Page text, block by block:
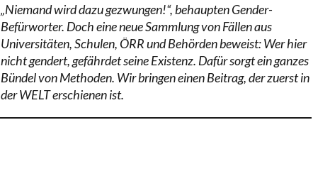
„Niemand wird dazu gezwungen!“, behaupten Gender-
Befürworter. Doch eine neue Sammlung von Fällen aus
Universitäten, Schulen, ÖRR und Behörden beweist: Wer hier
nicht gendert, gefährdet seine Existenz. Dafür sorgt ein ganzes
Bündel von Methoden. Wir bringen einen Beitrag, der zuerst in
der WELT erschienen ist.